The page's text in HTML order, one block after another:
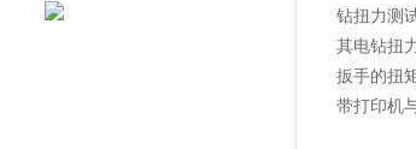
钻扭力测
其电钻扭
扳手的扭
带打印机